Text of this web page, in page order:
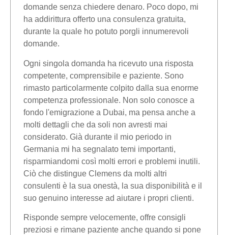
domande senza chiedere denaro. Poco dopo, mi
ha addirittura offerto una consulenza gratuita,
durante la quale ho potuto porgli innumerevoli
domande.
Ogni singola domanda ha ricevuto una risposta
competente, comprensibile e paziente. Sono
rimasto particolarmente colpito dalla sua enorme
competenza professionale. Non solo conosce a
fondo l'emigrazione a Dubai, ma pensa anche a
molti dettagli che da soli non avresti mai
considerato. Già durante il mio periodo in
Germania mi ha segnalato temi importanti,
risparmiandomi così molti errori e problemi inutili.
Ciò che distingue Clemens da molti altri
consulenti è la sua onestà, la sua disponibilità e il
suo genuino interesse ad aiutare i propri clienti.
Risponde sempre velocemente, offre consigli
preziosi e rimane paziente anche quando si pone